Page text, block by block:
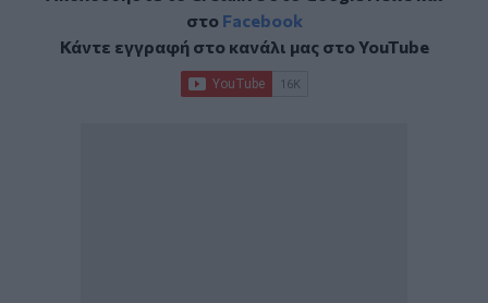
στο Facebook
Κάντε εγγραφή στο κανάλι μας στοYouTube